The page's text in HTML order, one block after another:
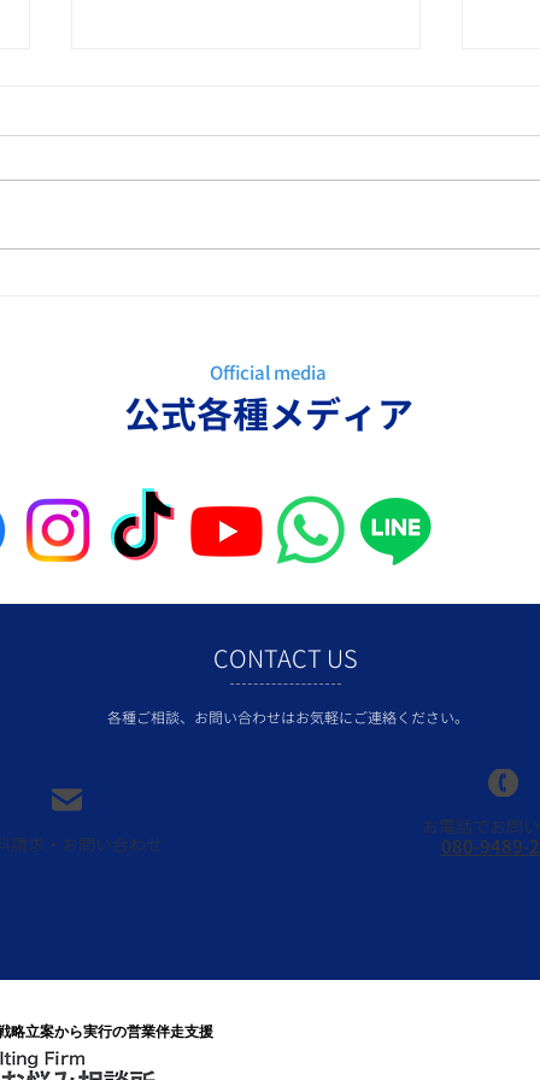
の向上を実現するセミナー開
Official media
​公式各種メディア
CONTACT US
各種ご相談、お問い合わせはお気軽にご連絡ください。
請求・お問い合わせ
お電話でお問
080-9489-
略立案から実行の営業伴走支援